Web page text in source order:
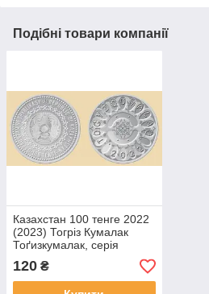
Подібні товари компанії
Казахстан 100 тенге 2022
(2023) Тогріз Кумалак
Тоґизкумалак, серія
Обряди, національні ігри
No1004
120 ₴